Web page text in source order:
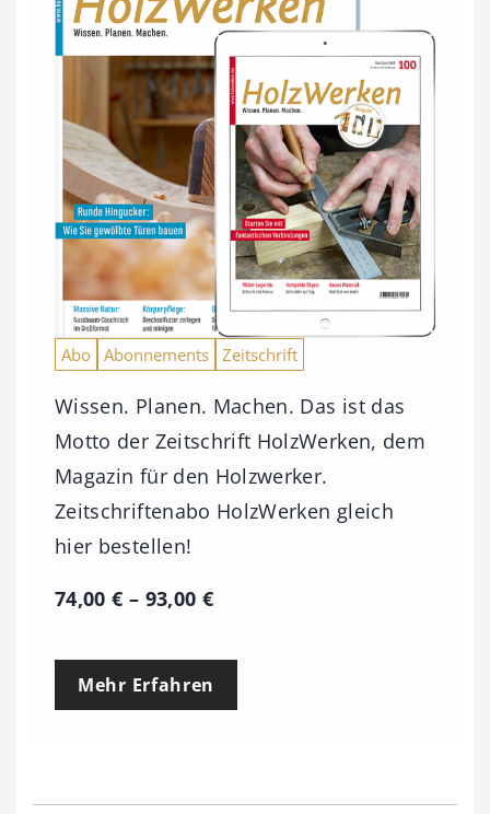
Abo Abonnements Zeitschrift
Wissen. Planen. Machen. Das ist das
Motto der Zeitschrift HolzWerken, dem
Magazin für den Holzwerker.
Zeitschriftenabo HolzWerken gleich
hier bestellen!
74,00€ – 93,00 €P
e
p
Mehr Erfahren